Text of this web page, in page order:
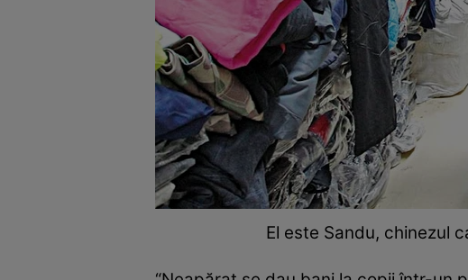
El este Sandu, chinezul